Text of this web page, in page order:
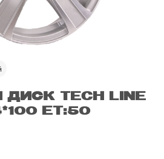
TECH LINE
ET:50